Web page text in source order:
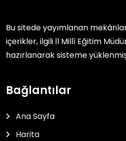
Bu sitede yayımlanan
içerikler, ilgili İl Millî Eğitim
hazırlanarak sisteme
Bağlantılar
Ana Sayfa
Harita